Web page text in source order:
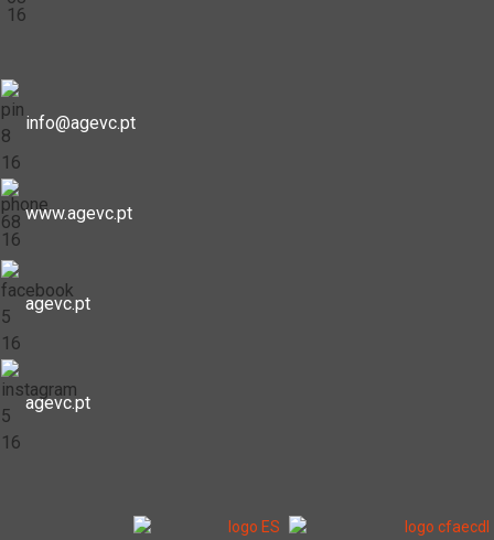
info@agevc.pt
www.agevc.pt
agevc.pt
agevc.pt